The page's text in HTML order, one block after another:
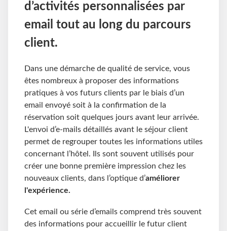
d’activités personnalisées par
email tout au long du parcours
client.
Dans une démarche de qualité de service, vous
êtes nombreux à proposer des informations
pratiques à vos futurs clients par le biais d’un
email envoyé soit à la confirmation de la
réservation soit quelques jours avant leur arrivée.
L'envoi d’e-mails détaillés avant le séjour client
permet de regrouper toutes les informations utiles
concernant l’hôtel. Ils sont souvent utilisés pour
créer une bonne première impression chez les
nouveaux clients, dans l’optique d’améliorer
l'expérience.
Cet email ou série d’emails comprend très souvent
des informations pour accueillir le futur client